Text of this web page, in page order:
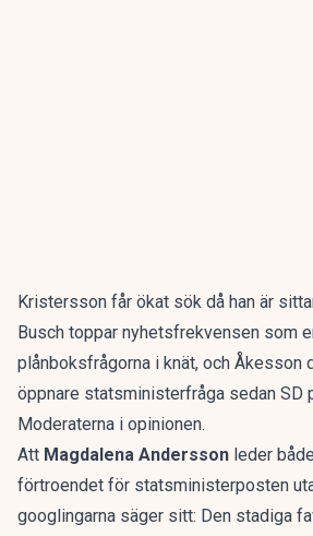
Kristersson får ökat sök då han är
Busch toppar nyhetsfrekvensen som
plånboksfrågorna i knät, och Åkesson
öppnare statsministerfråga sedan SD
Moderaterna i opinionen.
Att Magdalena Andersson leder
förtroendet för statsministerposten
googlingarna säger sitt: Den stadiga